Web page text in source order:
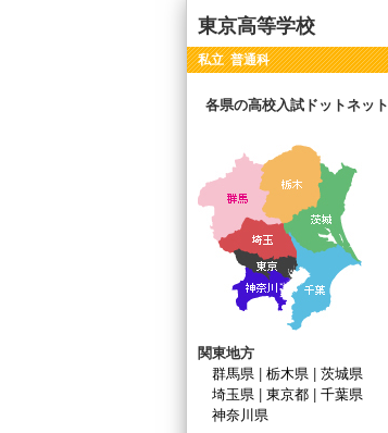
東京高等学校
私立 普通科
各県の高校入試ドットネット
関東地方
群馬県
栃木県
茨城県
埼玉県
東京都
千葉県
神奈川県